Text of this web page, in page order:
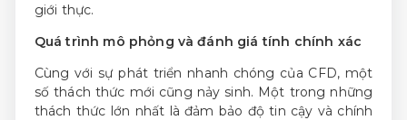
giới thực.
Quá trình mô phỏng và đánh giá tính chính xác
Cùng với sự phát triển nhanh chóng của CFD, một
số thách thức mới cũng nảy sinh. Một trong những
thách thức lớn nhất là đảm bảo độ tin cậy và chính